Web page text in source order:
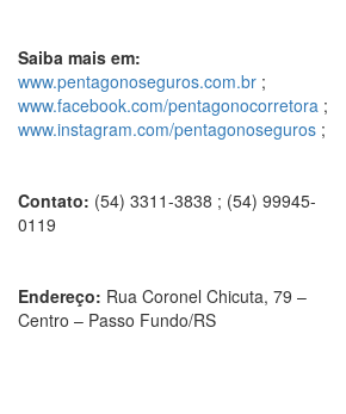
Saiba mais em:
www.pentagonoseguros.com.br ;
www.facebook.com/pentagonocorretora ;
www.instagram.com/pentagonoseguros ;
Contato: (54) 3311-3838 ; (54) 99945-
0119
Endereço: Rua Coronel Chicuta, 79 –
Centro – Passo Fundo/RS